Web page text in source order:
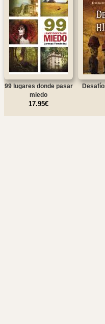
99 lugares donde pasar
miedo
17.95€